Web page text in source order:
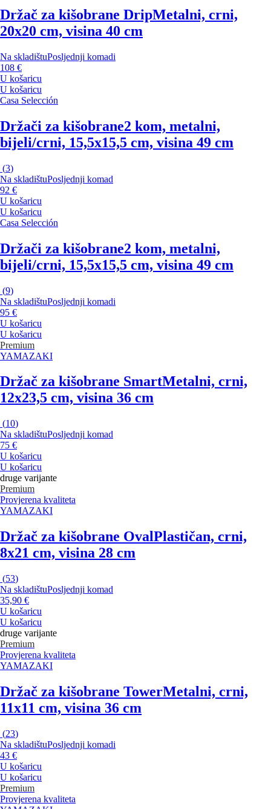
Držač za kišobrane DripMetalni, crni,
20x20 cm, visina 40 cm
Na skladištuPosljednji komadi
108 €
U košaricu
U košaricu
Casa Selección
Držači za kišobrane2 kom, metalni,
bijeli/crni, 15,5x15,5 cm, visina 49 cm
(3)
Na skladištuPosljednji komad
92 €
U košaricu
U košaricu
Casa Selección
Držači za kišobrane2 kom, metalni,
bijeli/crni, 15,5x15,5 cm, visina 49 cm
(9)
Na skladištuPosljednji komadi
95 €
U košaricu
U košaricu
Premium
YAMAZAKI
Držač za kišobrane SmartMetalni, crni,
12x23,5 cm, visina 36 cm
(10)
Na skladištuPosljednji komad
75 €
U košaricu
U košaricu
druge varijante
Premium
Provjerena kvaliteta
YAMAZAKI
Držač za kišobrane OvalPlastičan, crni,
8x21 cm, visina 28 cm
(53)
Na skladištuPosljednji komad
35,90 €
U košaricu
U košaricu
druge varijante
Premium
Provjerena kvaliteta
YAMAZAKI
Držač za kišobrane TowerMetalni, crni,
11x11 cm, visina 36 cm
(23)
Na skladištuPosljednji komadi
43 €
U košaricu
U košaricu
Premium
Provjerena kvaliteta